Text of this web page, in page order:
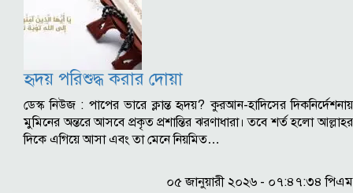
হৃদয় পরিশুদ্ধ করার দোয়া
ডেস্ক নিউজ : পাপের ভারে ক্লান্ত হৃদয়? কুরআন-হাদিসের দিকনির্দেশনায়
মুমিনের অন্তরে আসবে প্রকৃত প্রশান্তির ঝরণাধারা। তবে শর্ত হলো আল্লাহর
দিকে এগিয়ে আসা এবং তা মেনে নিয়মিত…
০৫ জানুয়ারী ২০২৬ - ০৭:৪৭:৩৪ পিএম